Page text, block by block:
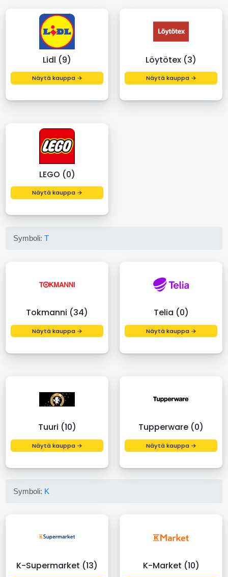
Lidl (9)
Näytä kauppa →
Löytötex (3)
Näytä kauppa →
LEGO (0)
Näytä kauppa →
Symboli:T
Tokmanni (34)
Näytä kauppa →
Telia (0)
Näytä kauppa →
Tuuri (10)
Näytä kauppa →
Tupperware (0)
Näytä kauppa →
Symboli: K
K-Supermarket (13) K-Market (10)